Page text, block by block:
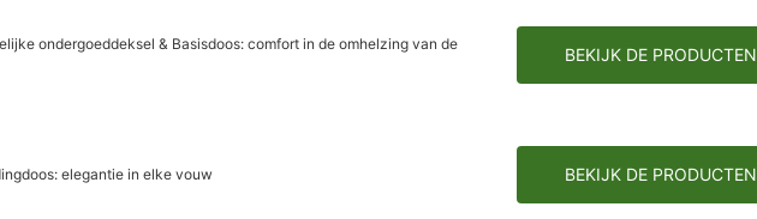
ondergoeddeksel & Basisdoos: comfort in de omhelzing van de
BEKIJK DE PRODUCTEN
elegantie in elke vouw BEKIJK DE PRODUCTEN